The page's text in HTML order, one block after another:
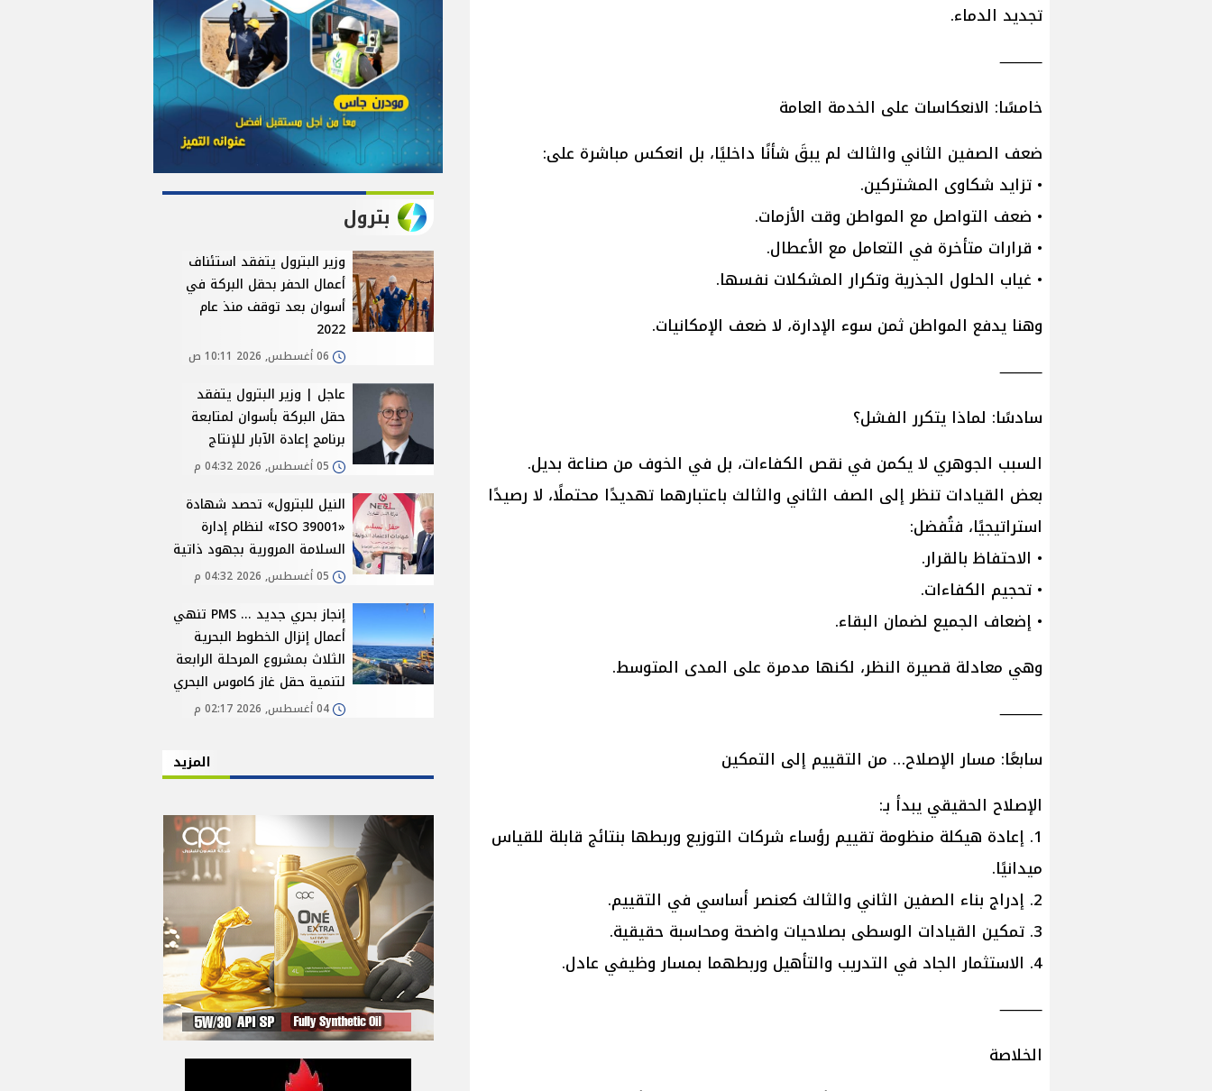
تجديد الدماء.
⸻
خامسًا: الانعكاسات على الخدمة العامة
ضعف الصفين الثاني والثالث لم يبقَ شأنًا داخليًا، بل انعكس مباشرة على:
• تزايد شكاوى المشتركين.
• ضعف التواصل مع المواطن وقت الأزمات.
• قرارات متأخرة في التعامل مع الأعطال.
• غياب الحلول الجذرية وتكرار المشكلات نفسها.
وهنا يدفع المواطن ثمن سوء الإدارة، لا ضعف الإمكانيات.
⸻
سادسًا: لماذا يتكرر الفشل؟
السبب الجوهري لا يكمن في نقص الكفاءات، بل في الخوف من صناعة بديل.
بعض القيادات تنظر إلى الصف الثاني والثالث باعتبارهما تهديدًا محتملًا، لا رصيدًا
استراتيجيًا، فتُفضل:
• الاحتفاظ بالقرار.
• تحجيم الكفاءات.
• إضعاف الجميع لضمان البقاء.
وهي معادلة قصيرة النظر، لكنها مدمرة على المدى المتوسط.
⸻
سابعًا: مسار الإصلاح… من التقييم إلى التمكين
الإصلاح الحقيقي يبدأ بـ:
1. إعادة هيكلة منظومة تقييم رؤساء شركات التوزيع وربطها بنتائج قابلة للقياس
ميدانيًا.
2. إدراج بناء الصفين الثاني والثالث كعنصر أساسي في التقييم.
3. تمكين القيادات الوسطى بصلاحيات واضحة ومحاسبة حقيقية.
4. الاستثمار الجاد في التدريب والتأهيل وربطهما بمسار وظيفي عادل.
⸻
الخلاصة
بترول
وزير البترول يتفقد استئناف
أعمال الحفر بحقل البركة في
أسوان بعد توقف منذ عام
2022
06 أغسطس, 2026 10:11 ص
عاجل | وزير البترول يتفقد
حقل البركة بأسوان لمتابعة
برنامج إعادة الآبار للإنتاج
05 أغسطس, 2026 04:32 م
النيل للبترول» تحصد شهادة
«ISO 39001» لنظام إدارة
السلامة المرورية بجهود ذاتية
05 أغسطس, 2026 04:32 م
إنجاز بحري جديد ... PMS تنهي
أعمال إنزال الخطوط البحرية
الثلاث بمشروع المرحلة الرابعة
لتنمية حقل غاز كاموس البحري
04 أغسطس, 2026 02:17 م
المزيد